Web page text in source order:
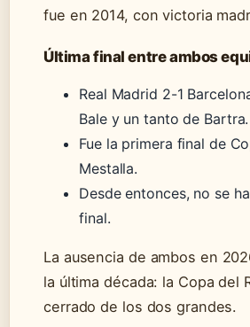
fue en 2014, con victoria
Última final entre ambos
Real Madrid 2-1
Bale y un tanto de Bartra.
Fue la primera final de
Mestalla.
Desde entonces, no se
final.
La ausencia de ambos en
la última década: la Copa del
cerrado de los dos grandes.